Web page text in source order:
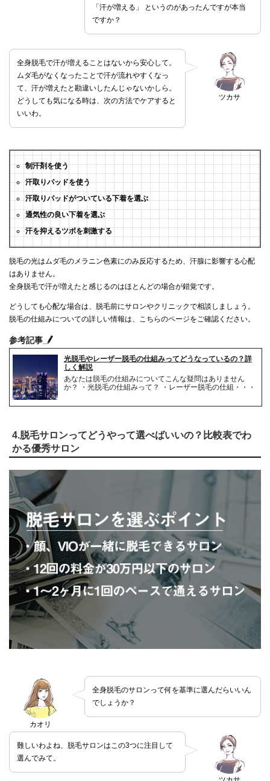
「汗が増える」 というのがあったんですが本当
ですか？
ツカサ
全身脱毛で汗が増えることはないから安心して。
ムダ毛がなくなったことで汗が流れやすくなっ
て、汗が増えたと勘違いしたんじゃないかしら。
どうしても気になる時は、次の方法でケアすると
いいわ。
制汗剤を使う
汗取りパッドを使う
汗取りパッドがついている下着を選ぶ
通気性の良い下着を選ぶ
汗を抑えるツボを刺激する
脱毛の光はムダ毛のメラニン色素にのみ反応するため、汗腺に影響する心配
はありません。
全身脱毛で汗が増えたと感じるのはほとんどの場合が錯覚です。
どうしても心配な場合は、脱毛前にサロンやクリニックで相談しましょう。
脱毛の仕組みについての詳しい情報は、こちらのページをご確認ください。
参考記事
光脱毛やレーザー脱毛の仕組みってどうなっているの？詳
しく解説
あなたは脱毛の仕組みについてこんな疑問はありません
か？ ・光脱毛の仕組みって？ ・レーザー脱毛の仕組・・・
4.脱毛サロンってどうやって選べばいいの？比較表でわ
かる優秀サロン
カオリ
全身脱毛のサロンって何を基準に選んだらいいん
でしょうか？
難しいわよね、脱毛サロンはこの3つに注目して
選んでみて。